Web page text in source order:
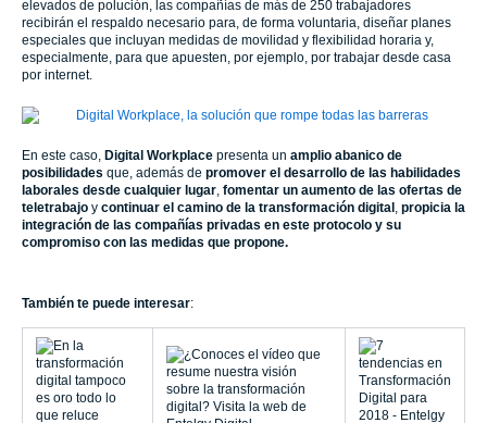
elevados de polución, las compañías de más de 250 trabajadores
recibirán el respaldo necesario para, de forma voluntaria, diseñar planes
especiales que incluyan medidas de movilidad y flexibilidad horaria y,
especialmente, para que apuesten, por ejemplo, por trabajar desde casa
por internet.
En este caso, Digital Workplace presenta un amplio abanico de
posibilidades que, además de promover el desarrollo de las habilidades
laborales desde cualquier lugar, fomentar un aumento de las ofertas de
teletrabajo y continuar el camino de la transformación digital , propicia la
integración de las compañías privadas en este protocolo y su
compromiso con las medidas que propone.
También te puede interesar: